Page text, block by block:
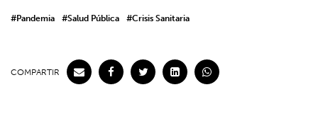
#Pandemia #Salud Pública #Crisis Sanitaria
COMPARTIR